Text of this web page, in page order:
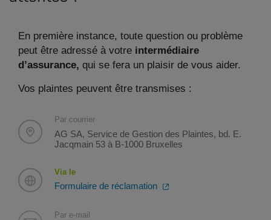
En première instance, toute question ou problème
peut être adressé à votre intermédiaire
d’assurance, qui se fera un plaisir de vous aider.
Vos plaintes peuvent être transmises :
Par courrier
AG SA, Service de Gestion des Plaintes, bd. E.
Jacqmain 53 à B-1000 Bruxelles
Via le
Formulaire de réclamation
Par e-mail